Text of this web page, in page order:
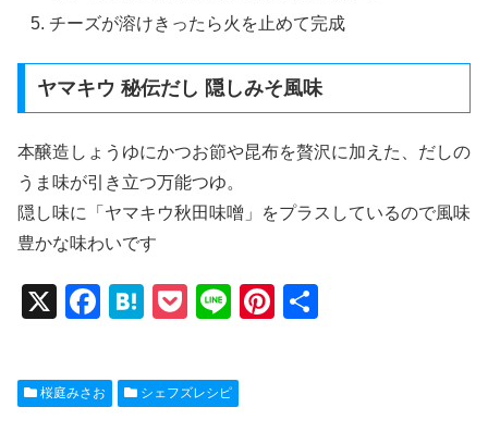
チーズが溶けきったら火を止めて完成
ヤマキウ 秘伝だし 隠しみそ風味
本醸造しょうゆにかつお節や昆布を贅沢に加えた、だしの
うま味が引き立つ万能つゆ。
隠し味に「ヤマキウ秋田味噌」をプラスしているので風味
豊かな味わいです
X
F
c
e
H
e
n
P
ck
et
Li
e
Pi
桜庭みさお シェフズレシピ